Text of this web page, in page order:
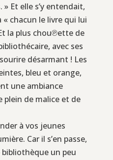
Et elle s’y entendait,
chacun le livre qui lui
la plus chou℗ette de
avec ses
désarmant ! Les
bleu et orange,
une ambiance
plein de malice et de
à vos jeunes
Car il s’en passe,
un peu